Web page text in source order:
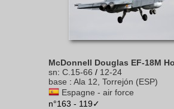
McDonnell Douglas EF-18M
sn: C.15-66 / 12-24
base : Ala 12, Torrejón (ESP)
Espagne - air force
n°163 - 119✓